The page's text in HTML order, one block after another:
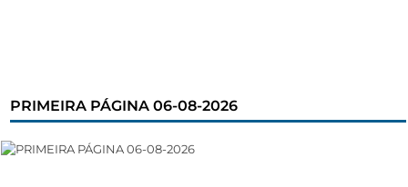
PRIMEIRA PÁGINA 06-08-2026